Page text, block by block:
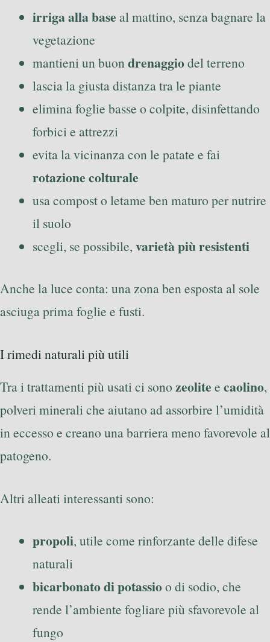
irriga alla base al mattino, senza bagnare la
vegetazione
mantieni un buondrenaggiodel terreno
lascia la giusta distanza tra le piante
elimina foglie basse o colpite, disinfettando
forbici e attrezzi
evita la vicinanza con le patate e fai
rotazione colturale
usa compost o letame ben maturo per nutrire
il suolo
scegli, se possibile, varietà più resistenti
Anche la luce conta: una zona ben esposta al sole
asciuga prima foglie e fusti.
I rimedi naturali più utili
Tra i trattamenti più usati ci sono zeolite e caolino,
polveri minerali che aiutano ad assorbire l’umidità
in eccesso e creano una barriera meno favorevole al
patogeno.
Altri alleati interessanti sono:
propoli, utile come rinforzante delle difese
naturali
bicarbonato di potassioo di sodio, che
rende l’ambiente fogliare più sfavorevole al
fungo